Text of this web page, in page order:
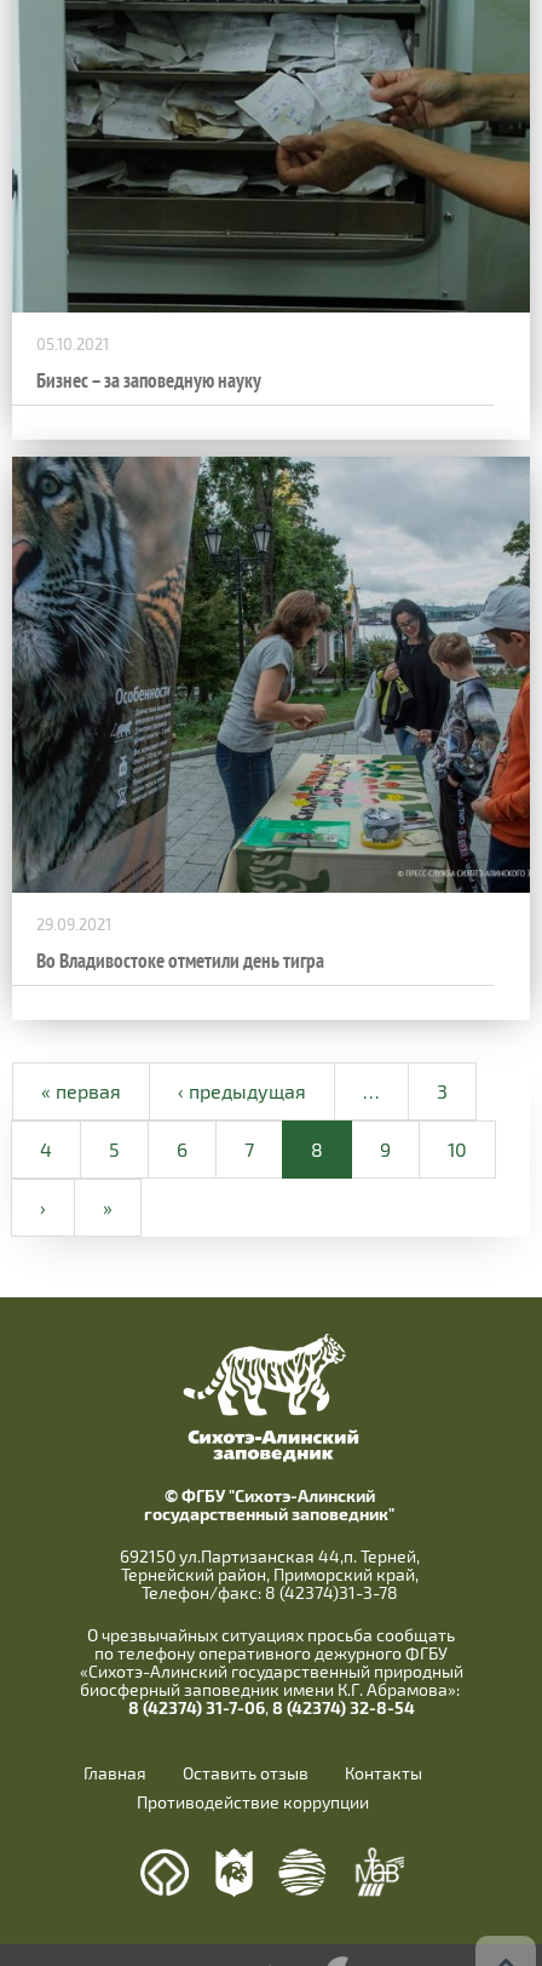
05.10.2021
Бизнес – за заповедную науку
29.09.2021
Во Владивостоке отметили день тигра
« первая ‹ предыдущая … 3
4 5 6 7 8 9 10
› »
© ФГБУ "Сихотэ-Алинский
государственный заповедник"
692150 ул.Партизанская 44,п. Терней,
Тернейский район, Приморский край,
Телефон/факс: 8 (42374)31-3-78
О чрезвычайных ситуациях просьба сообщать
по телефону оперативного дежурного ФГБУ
«Сихотэ-Алинский государственный природный
биосферный заповедник имени К.Г. Абрамова»:
8 (42374) 31-7-06,8 (42374) 32-8-54
Главная Оставить отзыв
Контакты
Противодействие коррупции